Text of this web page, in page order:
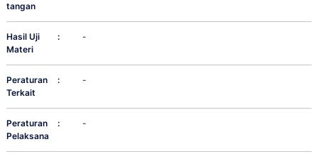
tangan
Hasil Uji
Materi
: -
Peraturan
Terkait
: -
Peraturan
Pelaksana
: -